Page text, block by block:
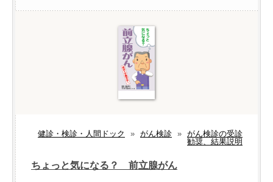
健診・検診・人間ドック » がん検診 » がん検診の受診
勧奨、結果説明
ちょっと気になる？ 前立腺がん